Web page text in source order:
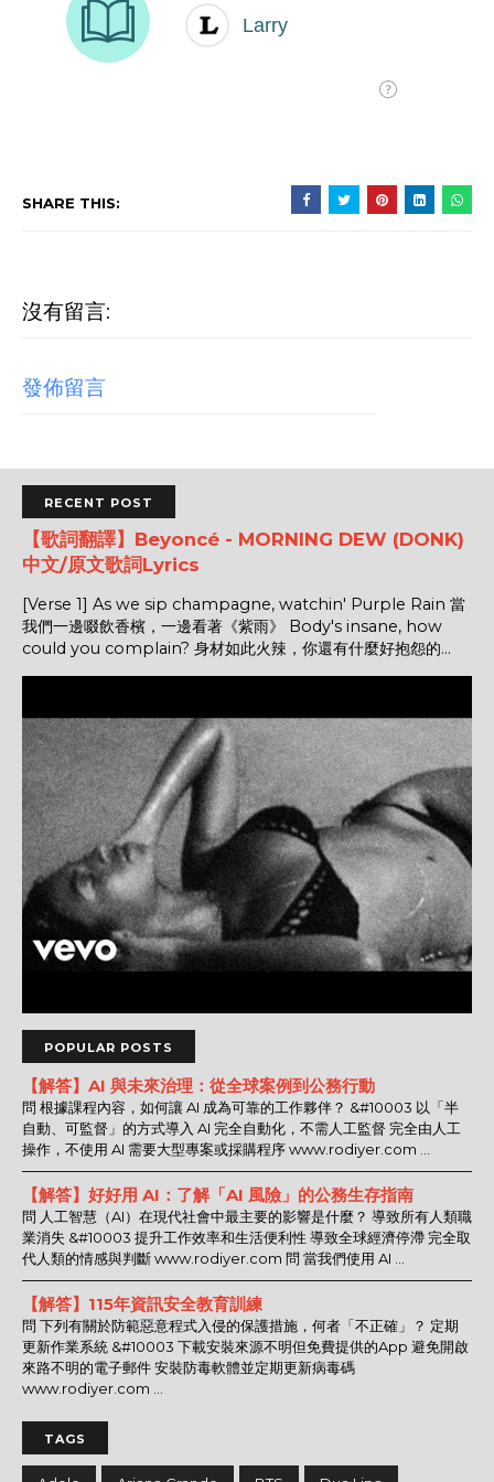
SHARE THIS:
沒有留言:
發佈留言
RECENT POST
【歌詞翻譯】Beyoncé - MORNING DEW (DONK)
中文/原文歌詞Lyrics
[Verse 1] As we sip champagne, watchin' Purple Rain 當
我們一邊啜飲香檳，一邊看著《紫雨》 Body's insane, how
could you complain? 身材如此火辣，你還有什麼好抱怨的...
POPULAR POSTS
【解答】AI 與未來治理：從全球案例到公務行動
問 根據課程內容，如何讓 AI 成為可靠的工作夥伴？ &#10003 以「半
自動、可監督」的方式導入 AI 完全自動化，不需人工監督 完全由人工
操作，不使用 AI 需要大型專案或採購程序 www.rodiyer.com ...
【解答】好好用 AI：了解「AI 風險」的公務生存指南
問 人工智慧（AI）在現代社會中最主要的影響是什麼？ 導致所有人類職
業消失 &#10003 提升工作效率和生活便利性 導致全球經濟停滯 完全取
代人類的情感與判斷 www.rodiyer.com 問 當我們使用 AI ...
【解答】115年資訊安全教育訓練
問 下列有關於防範惡意程式入侵的保護措施，何者「不正確」？ 定期
更新作業系統 &#10003 下載安裝來源不明但免費提供的App 避免開啟
來路不明的電子郵件 安裝防毒軟體並定期更新病毒碼
www.rodiyer.com ...
TAGS